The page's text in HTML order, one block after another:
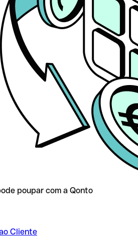
poupar com a Qonto
Cliente